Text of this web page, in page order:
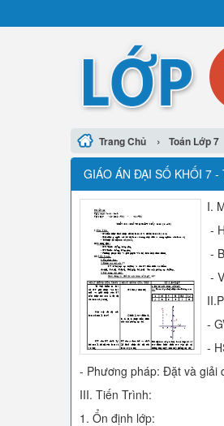
Trang Chủ › Toán Lớp 7
GIÁO ÁN ĐẠI SỐ KHỐI 7
I.
-
-
-
-
-
- Phương pháp: Đặt và giải
III. Tiến Trình:
1. Ổn định lớp: